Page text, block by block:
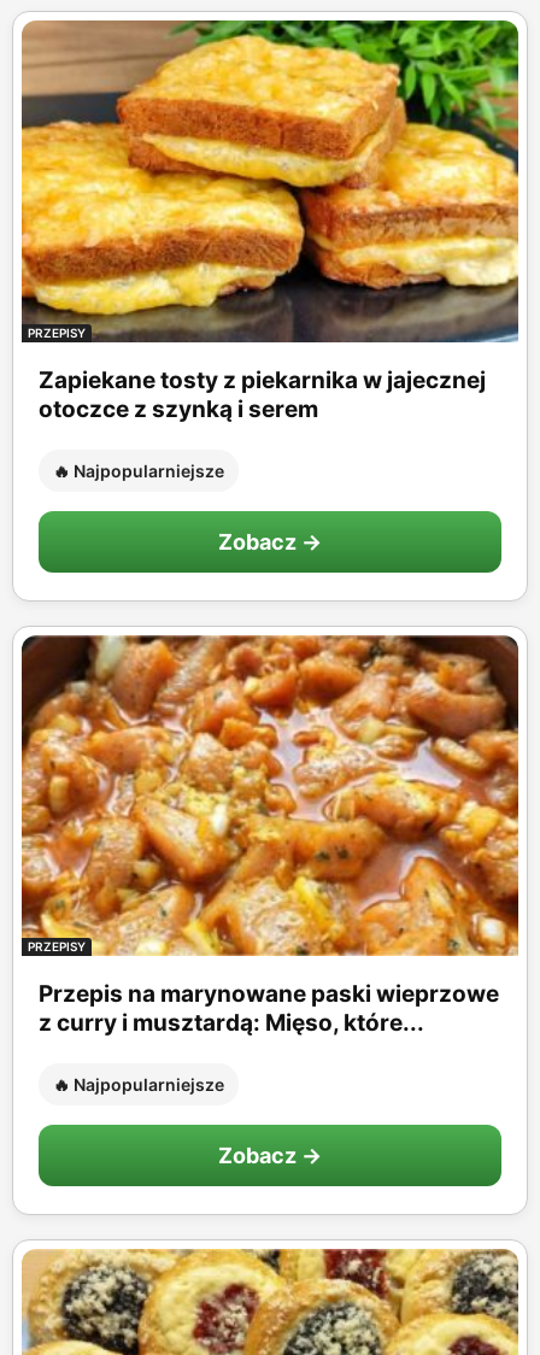
PRZEPISY
Zapiekane tosty z piekarnika w jajecznej
otoczce z szynką i serem
🔥 Najpopularniejsze
Zobacz →
PRZEPISY
Przepis na marynowane paski wieprzowe
z curry i musztardą: Mięso, które...
🔥 Najpopularniejsze
Zobacz →